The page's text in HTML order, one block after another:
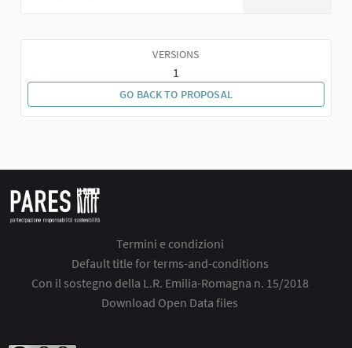
VERSIONS
1
GO BACK TO PROPOSAL
Termini e condizioni
Default title for terms-and-conditions
Con il sostegno della L.R. Emilia-Romagna n. 15/2018
Download Open Data files